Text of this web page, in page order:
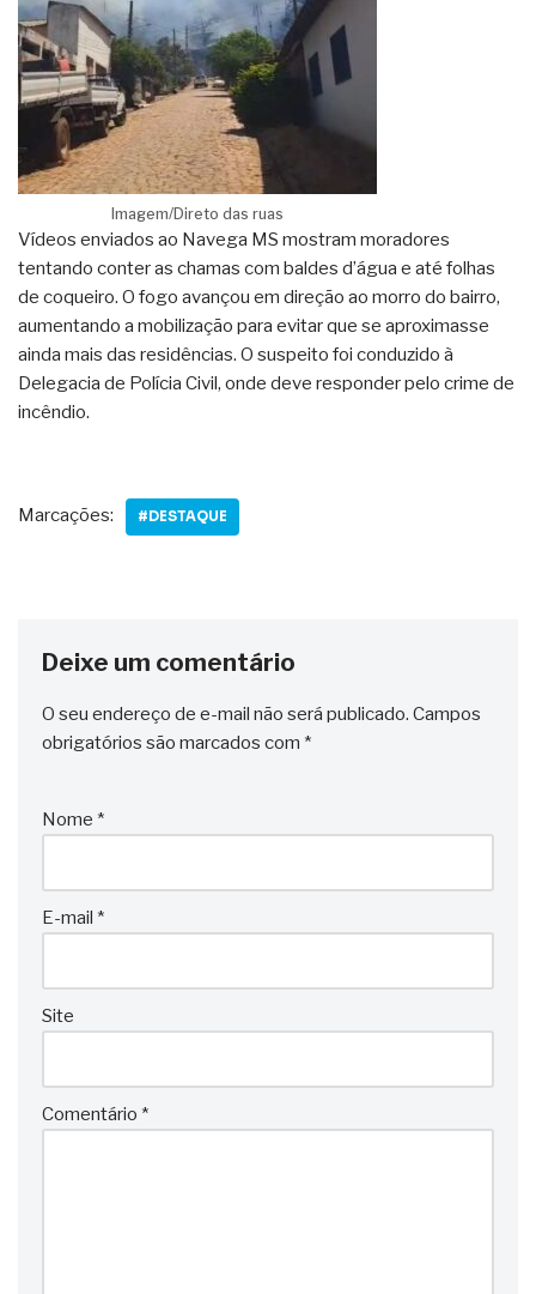
Imagem/Direto das ruas
Vídeos enviados ao Navega MS mostram moradores
tentando conter as chamas com baldes d’água e até folhas
de coqueiro. O fogo avançou em direção ao morro do bairro,
aumentando a mobilização para evitar que se aproximasse
ainda mais das residências. O suspeito foi conduzido à
Delegacia de Polícia Civil, onde deve responder pelo crime de
incêndio.
Marcações: #DESTAQUE
Deixe um comentário
O seu endereço de e-mail não será publicado. Campos
obrigatórios são marcados com *
Nome *
E-mail *
Site
Comentário *